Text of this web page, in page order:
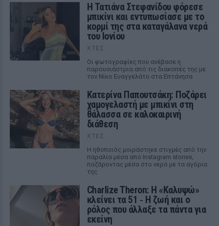
Η Τατιάνα Στεφανίδου φόρεσε
μπικίνι και εντυπωσίασε με το
κορμί της στα καταγάλανα νερά
του Ιονίου
ΧΤΕΣ
Οι φωτογραφίες που ανέβασε η
παρουσιάστρια από τις διακοπές της με
τον Νίκο Ευαγγελάτο στα Επτάνησα
Κατερίνα Παπουτσάκη: Ποζάρει
χαμογελαστή με μπικίνι στη
θάλασσα σε καλοκαιρινή
διάθεση
ΧΤΕΣ
Η ηθοποιός μοιράστηκε στιγμές από την
παραλία μέσα από Instagram stories,
ποζάροντας μέσα στο νερό με τα αγόρια
της
Charlize Theron: Η «Καλυψώ»
κλείνει τα 51 ‑ H ζωή και ο
ρόλος που άλλαξε τα πάντα για
εκείνη